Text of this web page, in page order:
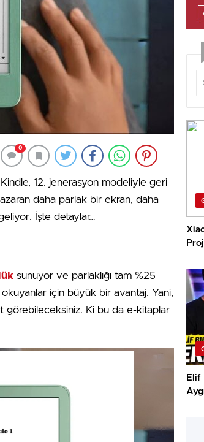
0
12. jenerasyon modeliyle geri
daha parlak bir ekran, daha
İşte detaylar…
sunuyor ve parlaklığı tam %25
okuyanlar için büyük bir avantaj. Yani,
görebileceksiniz. Ki bu da e-kitaplar
Elif